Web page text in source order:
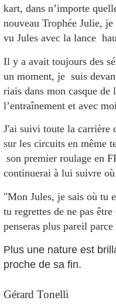
kart, dans n’importe
nouveau Trophée Julie,
vu Jules avec la lance
Il y a avait toujours des
un moment, je suis
riais dans mon casque de
l’entraînement et avec
J'ai suivi toute la carrière
sur les circuits en même
son premier roulage en
continuerai à lui suivre
"Mon Jules, je sais où tu
tu regrettes de ne pas
penseras plus pareil
Plus une nature est
proche de sa fin.
Gérard Tonelli